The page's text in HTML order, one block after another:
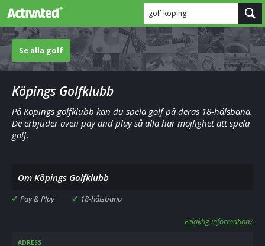
golf köping
Se alla golf
Köpings Golfklubb
På Köpings golfklubb kan du spela golf på deras 18-hålsbana.
De erbjuder även pay and play så alla har möjlighet att spela
golf.
Om Köpings Golfklubb
Pay & Play 18-hålsbana
Felaktig information?
ADRESS